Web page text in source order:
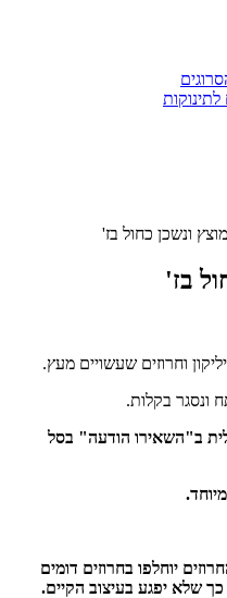
ונשכן כחול בז'
בז'
וחרוזים שעשויים מעץ.
ונסגר בקלות.
ב"השאירו הודעה" בסל
יוחלפו בחרוזים דומים
שלא יפגע בעיצוב הקיים.